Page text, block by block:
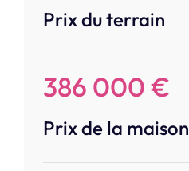
Prix du terrain
386 000 €
Prix de la maison